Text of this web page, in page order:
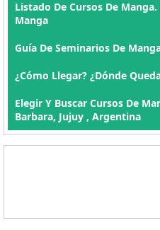
Listado De Cursos De
Manga
Guía De Seminarios De
¿Cómo Llegar? ¿Dónde
Elegir Y Buscar Cursos De
Barbara, Jujuy , Argentina